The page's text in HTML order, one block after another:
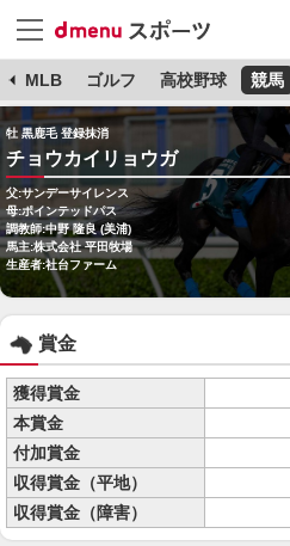
MLB ゴルフ 高校野球 競馬
牡 黒鹿毛 登録抹消
チョウカイリョウガ
父:サンデーサイレンス
母:ポインテッドパス
調教師:中野 隆良 (美浦)
馬主:株式会社 平田牧場
生産者:社台ファーム
賞金
獲得賞金
本賞金
付加賞金
収得賞金（平地）
収得賞金（障害）